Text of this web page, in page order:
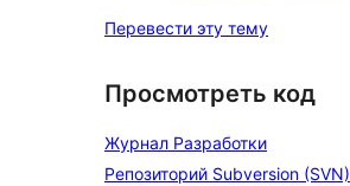
Перевести эту тему
Просмотреть код
Журнал Разработки
Репозиторий Subversion (SVN)